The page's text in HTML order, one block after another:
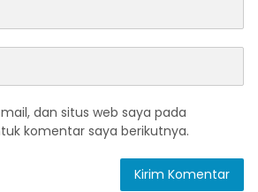
dan situs web saya pada
komentar saya berikutnya.